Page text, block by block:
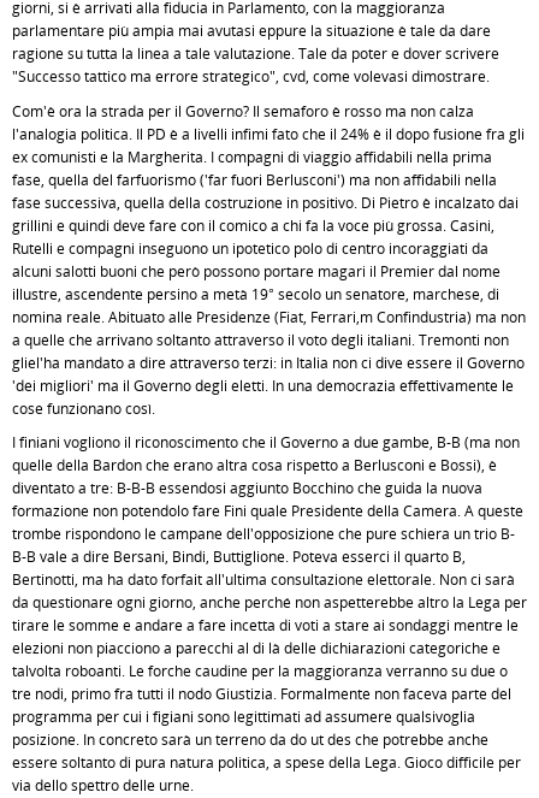
giorni, si è arrivati alla fiducia in Parlamento, con la maggioranza
parlamentare più ampia mai avutasi eppure la situazione è tale da dare
ragione su tutta la linea a tale valutazione. Tale da poter e dover scrivere
"Successo tattico ma errore strategico", cvd, come volevasi dimostrare.
Com'è ora la strada per il Governo? Il semaforo è rosso ma non calza
l'analogia politica. Il PD è a livelli infimi fato che il 24% è il dopo fusione fra gli
ex comunisti e la Margherita. I compagni di viaggio affidabili nella prima
fase, quella del farfuorismo ('far fuori Berlusconi') ma non affidabili nella
fase successiva, quella della costruzione in positivo. Di Pietro è incalzato dai
grillini e quindi deve fare con il comico a chi fa la voce più grossa. Casini,
Rutelli e compagni inseguono un ipotetico polo di centro incoraggiati da
alcuni salotti buoni che però possono portare magari il Premier dal nome
illustre, ascendente persino a metà 19° secolo un senatore, marchese, di
nomina reale. Abituato alle Presidenze (Fiat, Ferrari,m Confindustria) ma non
a quelle che arrivano soltanto attraverso il voto degli italiani. Tremonti non
gliel'ha mandato a dire attraverso terzi: in Italia non ci dive essere il Governo
'dei migliori' ma il Governo degli eletti. In una democrazia effettivamente le
cose funzionano così.
I finiani vogliono il riconoscimento che il Governo a due gambe, B-B (ma non
quelle della Bardon che erano altra cosa rispetto a Berlusconi e Bossi), è
diventato a tre: B-B-B essendosi aggiunto Bocchino che guida la nuova
formazione non potendolo fare Fini quale Presidente della Camera. A queste
trombe rispondono le campane dell'opposizione che pure schiera un trio B-
B-B vale a dire Bersani, Bindi, Buttiglione. Poteva esserci il quarto B,
Bertinotti, ma ha dato forfait all'ultima consultazione elettorale. Non ci sarà
da questionare ogni giorno, anche perché non aspetterebbe altro la Lega per
tirare le somme e andare a fare incetta di voti a stare ai sondaggi mentre le
elezioni non piacciono a parecchi al di là delle dichiarazioni categoriche e
talvolta roboanti. Le forche caudine per la maggioranza verranno su due o
tre nodi, primo fra tutti il nodo Giustizia. Formalmente non faceva parte del
programma per cui i figiani sono legittimati ad assumere qualsivoglia
posizione. In concreto sarà un terreno da do ut des che potrebbe anche
essere soltanto di pura natura politica, a spese della Lega. Gioco difficile per
via dello spettro delle urne.